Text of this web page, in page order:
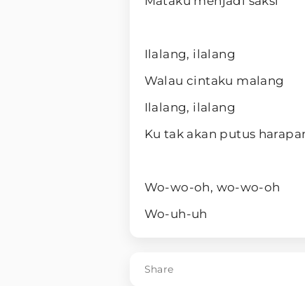
Ilalang, ilalang
Walau cintaku malang
Ilalang, ilalang
Ku tak akan putus
Wo-wo-oh, wo-wo-oh
Wo-uh-uh
Share